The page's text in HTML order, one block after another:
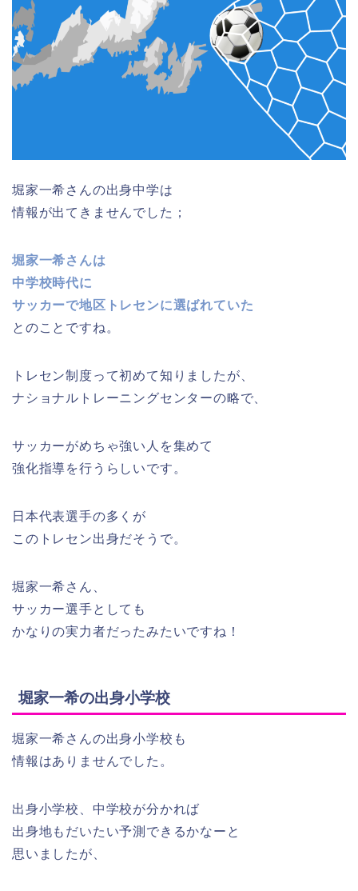
堀家一希さんの出身中学は
情報が出てきませんでした；
堀家一希さんは
中学校時代に
サッカーで地区トレセンに選ばれていた
とのことですね。
トレセン制度って初めて知りましたが、
ナショナルトレーニングセンターの略で、
サッカーがめちゃ強い人を集めて
強化指導を行うらしいです。
日本代表選手の多くが
このトレセン出身だそうで。
堀家一希さん、
サッカー選手としても
かなりの実力者だったみたいですね！
堀家一希の出身小学校
堀家一希さんの出身小学校も
情報はありませんでした。
出身小学校、中学校が分かれば
出身地もだいたい予測できるかなーと
思いましたが、